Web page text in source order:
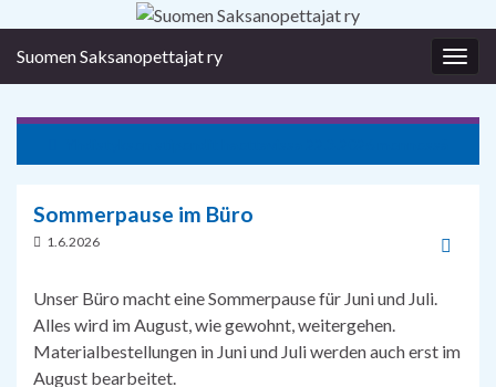
Suomen Saksanopettajat ry
Sommerpause im Büro
1.6.2026
Unser Büro macht eine Sommerpause für Juni und Juli.
Alles wird im August, wie gewohnt, weitergehen.
Materialbestellungen in Juni und Juli werden auch erst im
August bearbeitet.